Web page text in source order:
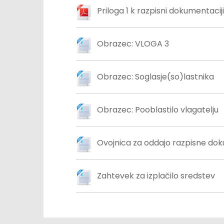
Priloga 1 k razpisni dokumentaciji
Obrazec: VLOGA 3
Obrazec: Soglasje(so)lastnika
Obrazec: Pooblastilo vlagatelju
Ovojnica za oddajo razpisne
Zahtevek za izplačilo sredstev